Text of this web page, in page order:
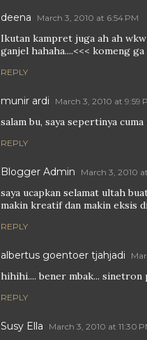
deena March 3, 2010 at 6:54 PM
Ikutan kampret juga ah ah
ganjel hahaha....<<< komeng ga
REPLY
munir ardi March 3, 2010 at 9:59
salam bu, saya sepertinya
REPLY
Blogger Admin March 3, 2010 at
saya ucapkan selamat ultah
makin kreatif dan makin eksis
REPLY
albertus goentoer tjahjadi
hihihi.... bener mbak...
REPLY
Susy Ella March 3, 2010 at 11:30